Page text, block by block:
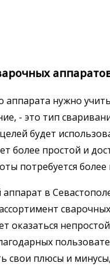
аппарата нужно
- это тип
будет
более простой и
потребуется
в
оказаться
свои плюсы и